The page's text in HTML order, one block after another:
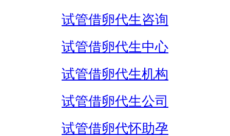
试管借卵代生咨询
试管借卵代生中心
试管借卵代生机构
试管借卵代生公司
试管借卵代怀助孕